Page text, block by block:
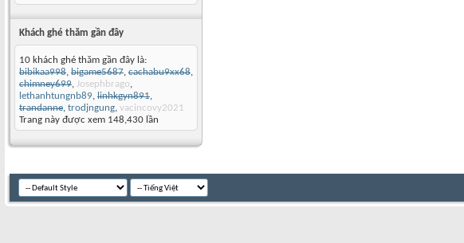
Khách ghé thăm gần đây
10 khách ghé thăm gần đây là:
bibikaa998, bigame5687, cachabu9xx68,
chimney699, Josephbrago,
lethanhtungnb89, linhkgyn891,
trandanne, trodjngung, vacincovy2021
Trang này được xem 148,430 lần